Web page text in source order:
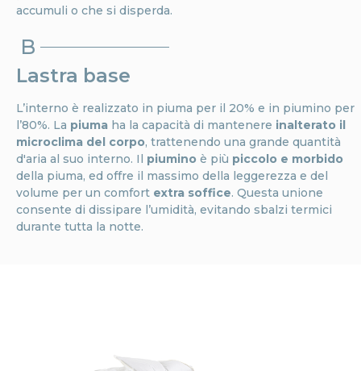
accumuli o che si disperda.
B
Lastra base
L’interno è realizzato in piuma per il 20% e in piumino per
l’80%. La piuma ha la capacità di mantenere inalterato il
microclima del corpo, trattenendo una grande quantità
d'aria al suo interno. Il piumino è più piccolo e morbido
della piuma, ed offre il massimo della leggerezza e del
volume per un comfort extra soffice. Questa unione
consente di dissipare l’umidità, evitando sbalzi termici
durante tutta la notte.